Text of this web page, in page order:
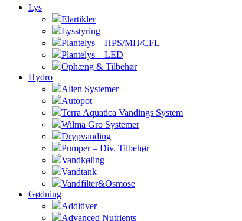
Lys
Elartikler
Lysstyring
Plantelys – HPS/MH/CFL
Plantelys – LED
Ophæng & Tilbehør
Hydro
Alien Systemer
Autopot
Terra Aquatica Vandings System
Wilma Gro Systemer
Drypvanding
Pumper – Div. Tilbehør
Vandkøling
Vandtank
Vandfilter&Osmose
Gødning
Additiver
Advanced Nutrients